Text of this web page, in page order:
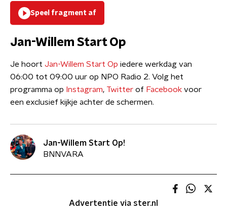
Speel fragment af
Jan-Willem Start Op
Je hoort Jan-Willem Start Op iedere werkdag van
06:00 tot 09:00 uur op NPO Radio 2. Volg het
programma op Instagram, Twitter of Facebook voor
een exclusief kijkje achter de schermen.
Jan-Willem Start Op!
BNNVARA
Advertentie via ster.nl